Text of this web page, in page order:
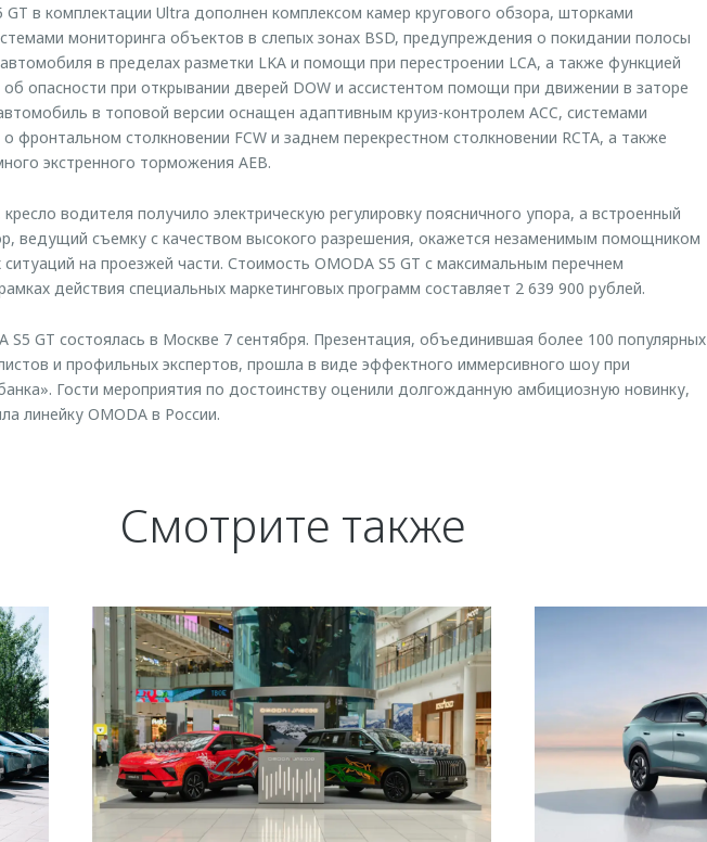
GT в комплектации Ultra дополнен комплексом камер кругового обзора, шторками
мониторинга объектов в слепых зонах BSD, предупреждения о покидании полосы
в пределах разметки LKA и помощи при перестроении LCA, а также функцией
опасности при открывании дверей DOW и ассистентом помощи при движении в заторе
в топовой версии оснащен адаптивным круиз-контролем ACC, системами
фронтальном столкновении FCW и заднем перекрестном столкновении RCTA, а также
экстренного торможения AEB.
водителя получило электрическую регулировку поясничного упора, а встроенный
ведущий съемку с качеством высокого разрешения, окажется незаменимым помощником
ситуаций на проезжей части. Стоимость OMODA S5 GT с максимальным перечнем
действия специальных маркетинговых программ составляет 2 639 900 рублей.
S5 GT состоялась в Москве 7 сентября. Презентация, объединившая более 100 популярных
и профильных экспертов, прошла в виде эффектного иммерсивного шоу при
Гости мероприятия по достоинству оценили долгожданную амбициозную новинку,
линейку OMODA в России.
Смотрите также